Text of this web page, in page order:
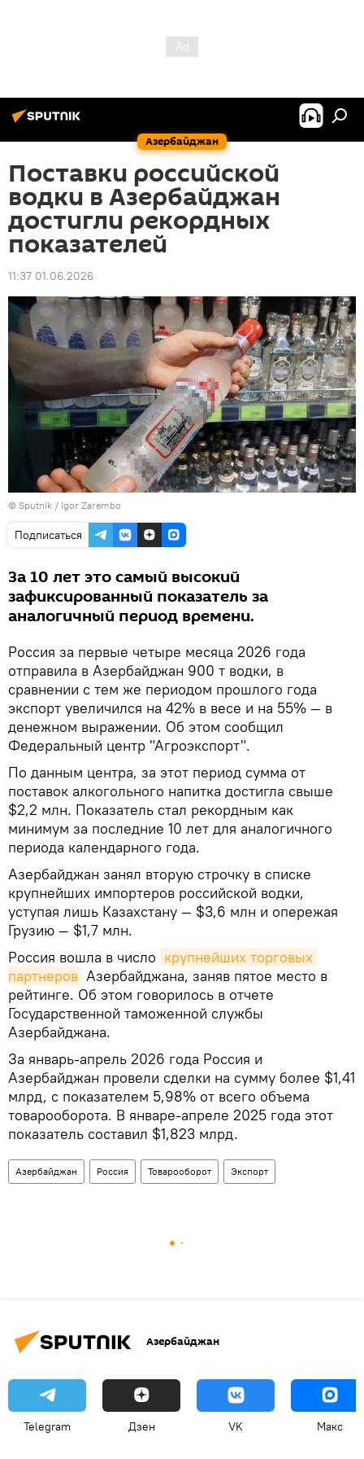
Азербайджан
Поставки российской
водки в Азербайджан
достигли рекордных
показателей
11:37 01.06.2026
© Sputnik / Igor Zarembo
Подписаться
За 10 лет это самый высокий
зафиксированный показатель за
аналогичный период времени.
Россия за первые четыре месяца 2026 года
отправила в Азербайджан 900 т водки, в
сравнении с тем же периодом прошлого года
экспорт увеличился на 42% в весе и на 55% — в
денежном выражении. Об этом сообщил
Федеральный центр "Агроэкспорт".
По данным центра, за этот период сумма от
поставок алкогольного напитка достигла свыше
$2,2 млн. Показатель стал рекордным как
минимум за последние 10 лет для аналогичного
периода календарного года.
Азербайджан занял вторую строчку в списке
крупнейших импортеров российской водки,
уступая лишь Казахстану — $3,6 млн и опережая
Грузию — $1,7 млн.
Россия вошла в число крупнейших торговых
партнеров Азербайджана, заняв пятое место в
рейтинге. Об этом говорилось в отчете
Государственной таможенной службы
Азербайджана.
За январь-апрель 2026 года Россия и
Азербайджан провели сделки на сумму более $1,41
млрд, с показателем 5,98% от всего объема
товарооборота. В январе-апреле 2025 года этот
показатель составил $1,823 млрд.
Азербайджан Россия Товарооборот Экспорт
Азербайджан
Telegram Дзен VK Макс